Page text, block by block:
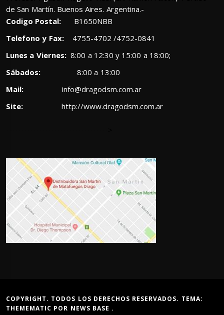
de San Martín. Buenos Aires. Argentina.-
Codigo Postal: B1650NBB
Telefono y Fax:4755-4702 /4752-0841
Lunes a Viernes:8:00 a 12:30 y 15:00 a 18:00;
Sábados: 8:00 a 13:00
Mail:
info@dragodsm.com.ar
Site:
http://www.dragodsm.com.ar
COPYRIGHT. TODOS LOS DERECHOS RESERVADOS. TEMA:
THEMEMATIC POR NEWS BASE .